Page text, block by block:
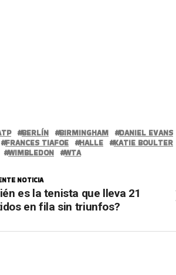
BERLÍN BIRMINGHAM
DANIEL EVANS
FRANCES TIAFOE HALLE
KATIE BOULTER
WIMBLEDON WTA
NOTICIA
es la tenista que lleva 21
en fila sin triunfos?